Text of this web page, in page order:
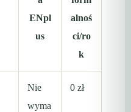
ENpl
us
alnoś
ci/ro
k
Nie
wyma
0 zł